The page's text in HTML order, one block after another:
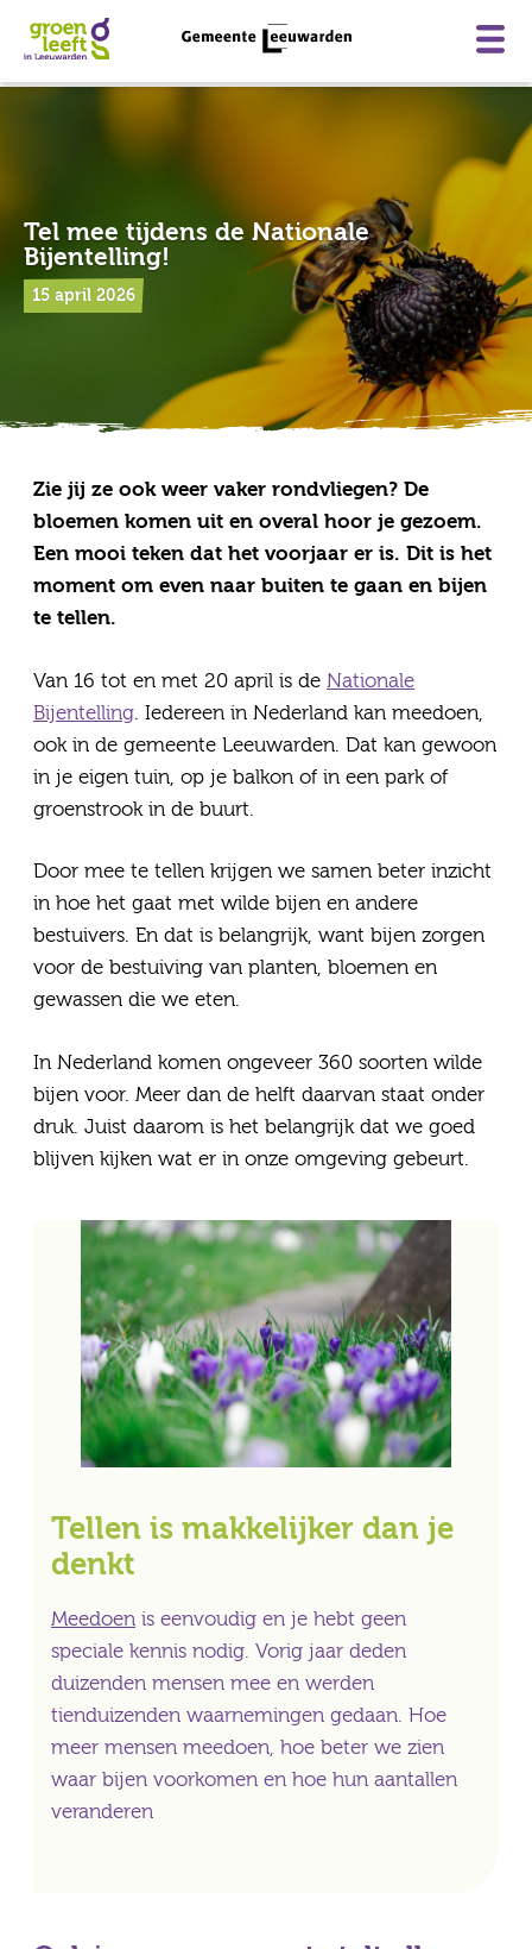
Skip
to
content
Home
Wat doet de gemeente?
Wat kan ik zelf doen?
Subsidies
Projecten
Nieuws
Vragen
Tel mee tijdens de Nationale
Bijentelling!
15 april 2026
Zie jij ze ook weer vaker rondvliegen? De
bloemen komen uit en overal hoor je gezoem.
Een mooi teken dat het voorjaar er is. Dit is het
moment om even naar buiten te gaan en bijen
te tellen.
Van 16 tot en met 20 april is de Nationale
Bijentelling . Iedereen in Nederland kan meedoen,
ook in de gemeente Leeuwarden. Dat kan gewoon
in je eigen tuin, op je balkon of in een park of
groenstrook in de buurt.
Door mee te tellen krijgen we samen beter inzicht
in hoe het gaat met wilde bijen en andere
bestuivers. En dat is belangrijk, want bijen zorgen
voor de bestuiving van planten, bloemen en
gewassen die we eten.
In Nederland komen ongeveer 360 soorten wilde
bijen voor. Meer dan de helft daarvan staat onder
druk. Juist daarom is het belangrijk dat we goed
blijven kijken wat er in onze omgeving gebeurt.
Tellen is makkelijker dan je
denkt
Meedoen is eenvoudig en je hebt geen
speciale kennis nodig. Vorig jaar deden
duizenden mensen mee en werden
tienduizenden waarnemingen gedaan. Hoe
meer mensen meedoen, hoe beter we zien
waar bijen voorkomen en hoe hun aantallen
veranderen